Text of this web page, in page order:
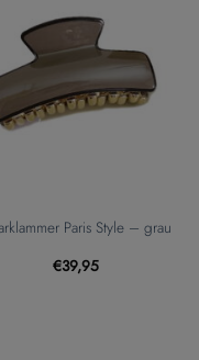
Paris Style – grau
€39,95